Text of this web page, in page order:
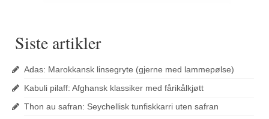
Siste artikler
Adas: Marokkansk linsegryte (gjerne med lammepølse)
Kabuli pilaff: Afghansk klassiker med fårikålkjøtt
Thon au safran: Seychellisk tunfiskkarri uten safran